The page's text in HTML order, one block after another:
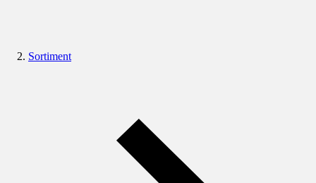
Sortiment